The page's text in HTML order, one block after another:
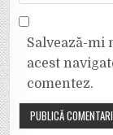
Salvează-mi
acest
comentez.